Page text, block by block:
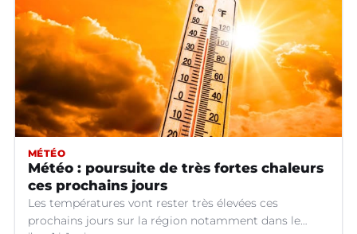
MÉTÉO
Météo : poursuite de très fortes chaleurs
ces prochains jours
Les températures vont rester très élevées ces
prochains jours sur la région notamment dans le